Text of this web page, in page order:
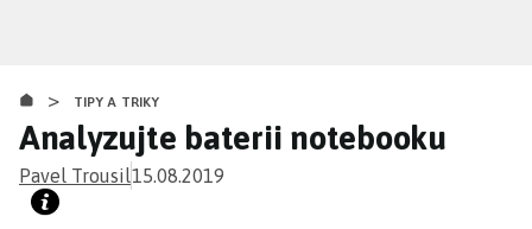
obsahu
> TIPY A TRIKY
Analyzujte baterii notebooku
Pavel Trousil15.08.2019